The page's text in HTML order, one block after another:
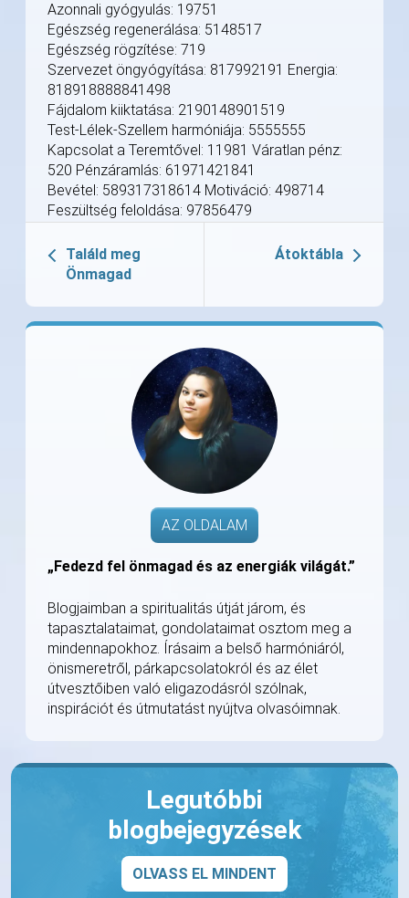
Azonnali gyógyulás: 19751
Egészség regenerálása: 5148517
Egészség rögzítése: 719
Szervezet öngyógyítása: 817992191 Energia:
818918888841498
Fájdalom kiiktatása: 2190148901519
Test-Lélek-Szellem harmóniája: 5555555
Kapcsolat a Teremtővel: 11981 Váratlan pénz:
520 Pénzáramlás: 61971421841
Bevétel: 589317318614 Motiváció: 498714
Feszültség feloldása: 97856479
Találd meg
Önmagad
Átoktábla
AZ OLDALAM
„Fedezd fel önmagad és az energiák világát.”
Blogjaimban a spiritualitás útját járom, és
tapasztalataimat, gondolataimat osztom meg a
mindennapokhoz. Írásaim a belső harmóniáról,
önismeretről, párkapcsolatokról és az élet
útvesztőiben való eligazodásról szólnak,
inspirációt és útmutatást nyújtva olvasóimnak.
Legutóbbi
blogbejegyzések
OLVASS EL MINDENT